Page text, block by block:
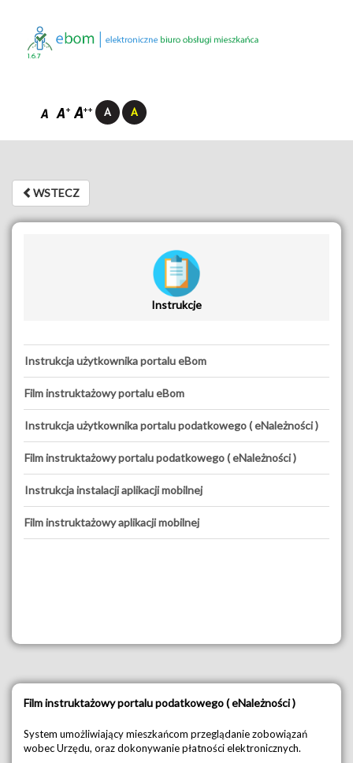
1.6.7
WSTECZWSTECZ
Instrukcje
Instrukcja użytkownika portalu eBom
Film instruktażowy portalu eBom
Instrukcja użytkownika portalu podatkowego ( eNależności )
Film instruktażowy portalu podatkowego ( eNależności )
Instrukcja instalacji aplikacji mobilnej
Film instruktażowy aplikacji mobilnej
Film instruktażowy portalu podatkowego ( eNależności )
System umożliwiający mieszkańcom przeglądanie zobowiązań
wobec Urzędu, oraz dokonywanie płatności elektronicznych.